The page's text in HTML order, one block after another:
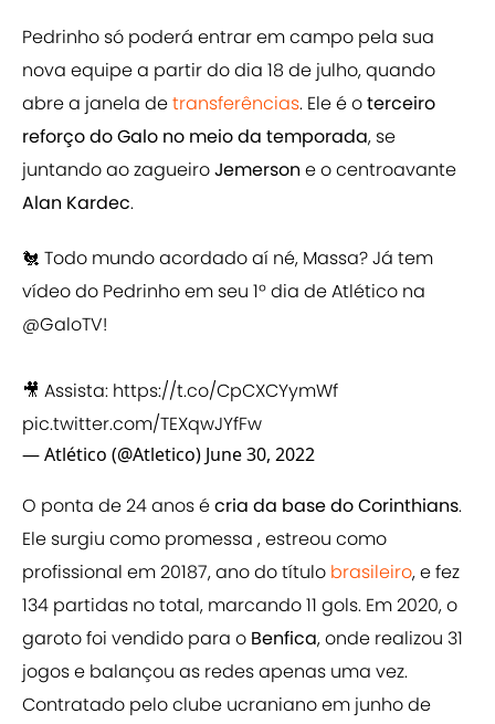
Pedrinho só poderá entrar em campo pela sua
nova equipe a partir do dia 18 de julho, quando
abre a janela detransferências. Ele é oterceiro
reforço do Galo no meio da temporada, se
juntando ao zagueiroJemerson e o centroavante
Alan Kardec.
🐔 Todo mundo acordado aí né, Massa? Já tem
vídeo do Pedrinho em seu 1º dia de Atlético na
@GaloTV!
🎥 Assista: https://t.co/CpCXCYymWf
pic.twitter.com/TEXqwJYfFw
— Atlético (@Atletico) June 30, 2022
O ponta de 24 anos écria da base do Corinthians.
Ele surgiu como promessa , estreou como
profissional em 20187, ano do título brasileiro, e fez
134 partidas no total, marcando 11 gols. Em 2020, o
garoto foi vendido para o Benfica, onde realizou 31
jogos e balançou as redes apenas uma vez.
Contratado pelo clube ucraniano em junho de